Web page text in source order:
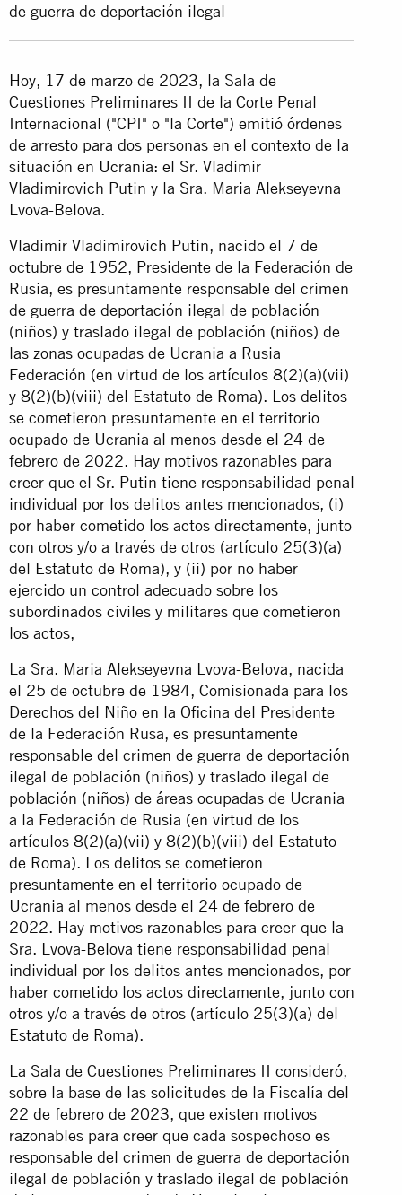
de guerra de deportación ilegal
Hoy, 17 de marzo de 2023, la Sala de
Cuestiones Preliminares II de la Corte Penal
Internacional ("CPI" o "la Corte") emitió órdenes
de arresto para dos personas en el contexto de la
situación en Ucrania: el Sr. Vladimir
Vladimirovich Putin y la Sra. Maria Alekseyevna
Lvova-Belova.
Vladimir Vladimirovich Putin, nacido el 7 de
octubre de 1952, Presidente de la Federación de
Rusia, es presuntamente responsable del crimen
de guerra de deportación ilegal de población
(niños) y traslado ilegal de población (niños) de
las zonas ocupadas de Ucrania a Rusia
Federación (en virtud de los artículos 8(2)(a)(vii)
y 8(2)(b)(viii) del Estatuto de Roma). Los delitos
se cometieron presuntamente en el territorio
ocupado de Ucrania al menos desde el 24 de
febrero de 2022. Hay motivos razonables para
creer que el Sr. Putin tiene responsabilidad penal
individual por los delitos antes mencionados, (i)
por haber cometido los actos directamente, junto
con otros y/o a través de otros (artículo 25(3)(a)
del Estatuto de Roma), y (ii) por no haber
ejercido un control adecuado sobre los
subordinados civiles y militares que cometieron
los actos,
La Sra. Maria Alekseyevna Lvova-Belova, nacida
el 25 de octubre de 1984, Comisionada para los
Derechos del Niño en la Oficina del Presidente
de la Federación Rusa, es presuntamente
responsable del crimen de guerra de deportación
ilegal de población (niños) y traslado ilegal de
población (niños) de áreas ocupadas de Ucrania
a la Federación de Rusia (en virtud de los
artículos 8(2)(a)(vii) y 8(2)(b)(viii) del Estatuto
de Roma). Los delitos se cometieron
presuntamente en el territorio ocupado de
Ucrania al menos desde el 24 de febrero de
2022. Hay motivos razonables para creer que la
Sra. Lvova-Belova tiene responsabilidad penal
individual por los delitos antes mencionados, por
haber cometido los actos directamente, junto con
otros y/o a través de otros (artículo 25(3)(a) del
Estatuto de Roma).
La Sala de Cuestiones Preliminares II consideró,
sobre la base de las solicitudes de la Fiscalía del
22 de febrero de 2023, que existen motivos
razonables para creer que cada sospechoso es
responsable del crimen de guerra de deportación
ilegal de población y traslado ilegal de población